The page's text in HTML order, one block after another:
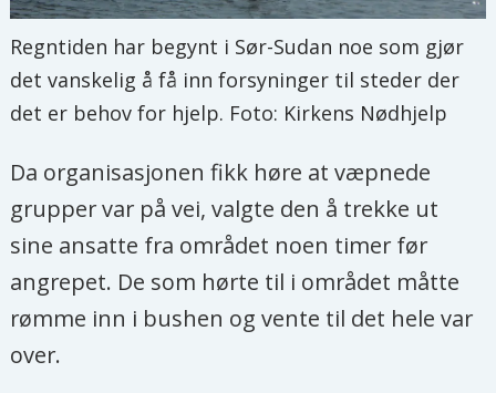
Regntiden har begynt i Sør-Sudan noe som gjør
det vanskelig å få inn forsyninger til steder der
det er behov for hjelp. Foto: Kirkens Nødhjelp
Da organisasjonen fikk høre at væpnede
grupper var på vei, valgte den å trekke ut
sine ansatte fra området noen timer før
angrepet. De som hørte til i området måtte
rømme inn i bushen og vente til det hele var
over.